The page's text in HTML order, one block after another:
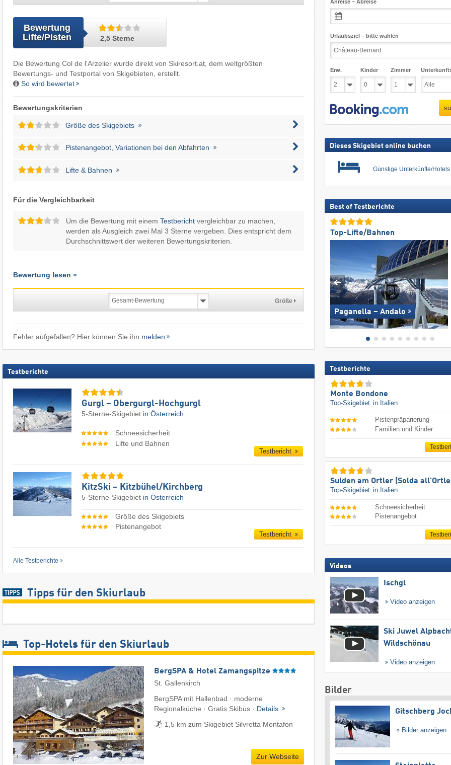
Bewertung
Lifte/Pisten
2,5 Sterne
Die Bewertung Col de l'Arzelier wurde direkt von Skiresort.at, dem weltgrößten
Bewertungs- und Testportal von Skigebieten, erstellt.
So wird bewertet
Bewertungskriterien
Größe des Skigebiets
Pistenangebot, Variationen bei den Abfahrten
Lifte & Bahnen
Für die Vergleichbarkeit
Um die Bewertung mit einem Testberichtvergleichbar zu machen,
werden als Ausgleich zwei Mal 3 Sterne vergeben. Dies entspricht dem
Durchschnittswert der weiteren Bewertungskriterien.
Bewertung lesen »
Größe
Fehler aufgefallen? Hier können Sie ihn melden
Testberichte
Gurgl – Obergurgl-Hochgurgl
5-Sterne-Skigebiet in Österreich
Schneesicherheit
Lifte und Bahnen
Testbericht
KitzSki – Kitzbühel/​Kirchberg
5-Sterne-Skigebiet in Österreich
Größe des Skigebiets
Pistenangebot
Testbericht
Alle Testberichte
Tipps für den Skiurlaub
Top-Hotels für den Skiurlaub
BergSPA & Hotel Zamangspitze
St. Gallenkirch
BergSPA mit Hallenbad · moderne
Regionalküche · Gratis Skibus · Details
1,5 km zum Skigebiet Silvretta Montafon
Zur Webseite
Anreise – Abreise
Urlaubsziel – bitte wählen
Erw. Kinder Zimmer
Dieses Skigebiet online buchen
Günstige Unterkünfte/Hotels
Best of Testberichte
Top-Lifte/Bahnen
Paganella – Andalo
Testberichte
Monte Bondone
Top-Skigebiet in Italien
Pistenpräparierung
Familien und Kinder
Sulden am Ortler (Solda
Top-Skigebiet in Italien
Schneesicherheit
Pistenangebot
Videos
Ischgl
Video anzeigen
Ski Juwel
Wildschönau
Video anzeigen
Bilder
Gitschberg
Bilder anzeigen